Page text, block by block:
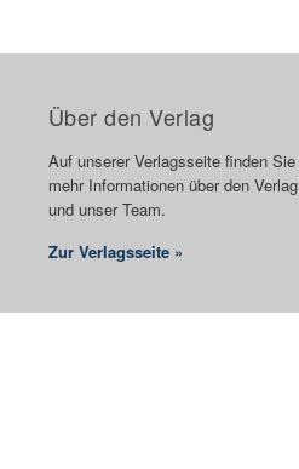
Über den Verlag
Auf unserer Verlagsseite finden Sie
mehr Informationen über den Verlag
und unser Team.
Zur Verlagsseite »